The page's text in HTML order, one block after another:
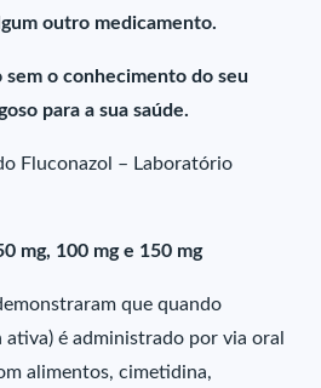
outro medicamento.
sem o conhecimento do seu
para a sua saúde.
Fluconazol – Laboratório
mg, 100 mg e 150 mg
que quando
ativa) é administrado por via oral
alimentos, cimetidina,